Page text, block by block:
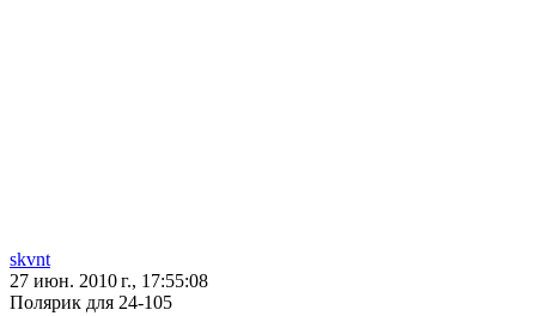
skvnt
27 июн. 2010 г., 17:55:08
Полярик для 24-105